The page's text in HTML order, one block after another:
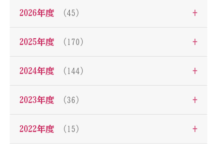
2026年度 （45） +
2025年度 （170） +
2024年度 （144） +
2023年度 （36） +
2022年度 （15） +